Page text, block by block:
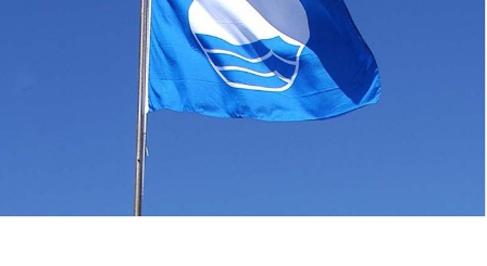
14:30 15:00 15:30
16:30 17:00 17:30
18:30 19:00 19:30
20:30